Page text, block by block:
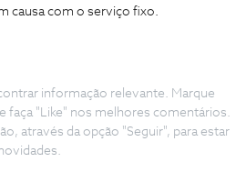
causa com o serviço fixo.
informação relevante. Marque
faça "Like" nos melhores comentários.
através da opção "Seguir", para estar